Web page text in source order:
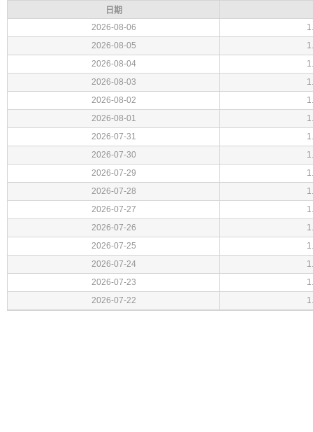
日期
2026-08-06
2026-08-05
2026-08-04
2026-08-03
2026-08-02
2026-08-01
2026-07-31
2026-07-30
2026-07-29
2026-07-28
2026-07-27
2026-07-26
2026-07-25
2026-07-24
2026-07-23
2026-07-22